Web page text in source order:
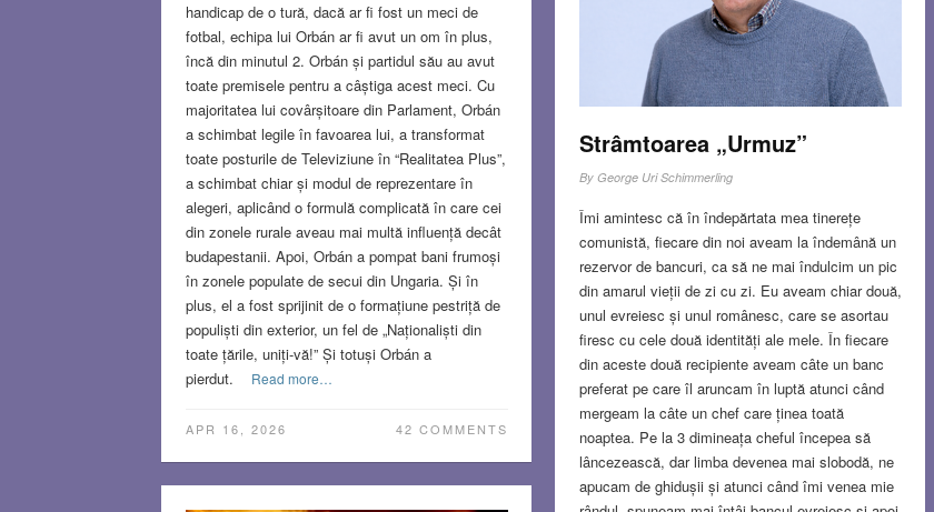
handicap de o tură, dacă ar fi fost un meci de
fotbal, echipa lui Orbán ar fi avut un om în plus,
încă din minutul 2. Orbán și partidul său au avut
toate premisele pentru a câștiga acest meci. Cu
majoritatea lui covârșitoare din Parlament, Orbán
a schimbat legile în favoarea lui, a transformat
toate posturile de Televiziune în “Realitatea Plus”,
a schimbat chiar și modul de reprezentare în
alegeri, aplicând o formulă complicată în care cei
din zonele rurale aveau mai multă influență decât
budapestanii. Apoi, Orbán a pompat bani frumoși
în zonele populate de secui din Ungaria. Și în
plus, el a fost sprijinit de o formațiune pestriță de
populiști din exterior, un fel de „Naționaliști din
toate țările, uniți-vă!” Și totuși Orbán a
pierdut.
Read more…
APR 16, 2026 42 COMMENTS
Strâmtoarea „Urmuz”
By George Uri Schimmerling
Îmi amintesc că în îndepărtata mea tinerețe
comunistă, fiecare din noi aveam la îndemână un
rezervor de bancuri, ca să ne mai îndulcim un pic
din amarul vieții de zi cu zi. Eu aveam chiar două,
unul evreiesc și unul românesc, care se asortau
firesc cu cele două identități ale mele. În fiecare
din aceste două recipiente aveam câte un banc
preferat pe care îl aruncam în luptă atunci când
mergeam la câte un chef care ținea toată
noaptea. Pe la 3 dimineața cheful începea să
lâncezească, dar limba devenea mai slobodă, ne
apucam de ghidușii și atunci când îmi venea mie